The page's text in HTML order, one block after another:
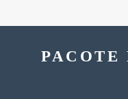
PACOTE